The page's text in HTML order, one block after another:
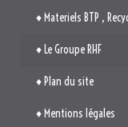
♦ Politique de
TROUVEZ-